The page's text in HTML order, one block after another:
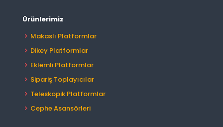
Ürünlerimiz
Makaslı Platformlar
Dikey Platformlar
Eklemli Platformlar
Sipariş Toplayıcılar
Teleskopik Platformlar
Cephe Asansörleri